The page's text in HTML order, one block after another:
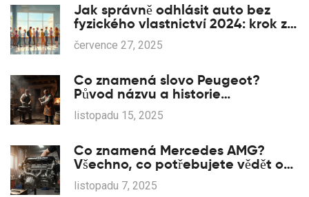
Jak správně odhlásit auto bez
fyzického vlastnictví 2024: krok za
krokem
července 27, 2025
Co znamená slovo Peugeot?
Původ názvu a historie
automobilové značky
listopadu 15, 2025
Co znamená Mercedes AMG?
Všechno, co potřebujete vědět o
výkonnostní značce Mercedesu
listopadu 7, 2025